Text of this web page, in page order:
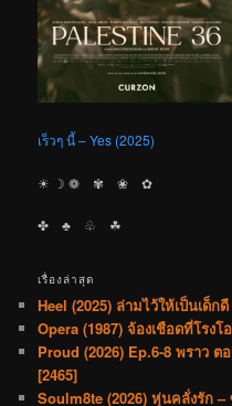
เร็วๆ นี้ – Yes (2025)
☀︎ ☽ ❁ ✾ ❀ ✿
✤ ♣︎ ♧ ☘︎
เรื่องล่าสุด
Heel (2025) ล่ามไว้ให้เป็นเด็ก
Opera (1987) จ้องเชือดที่โรงโ
Proud (2026) Ep.6-8 พราว ต
[2465]
Soulm8te (2026) หุ่นคลั่งรัก –